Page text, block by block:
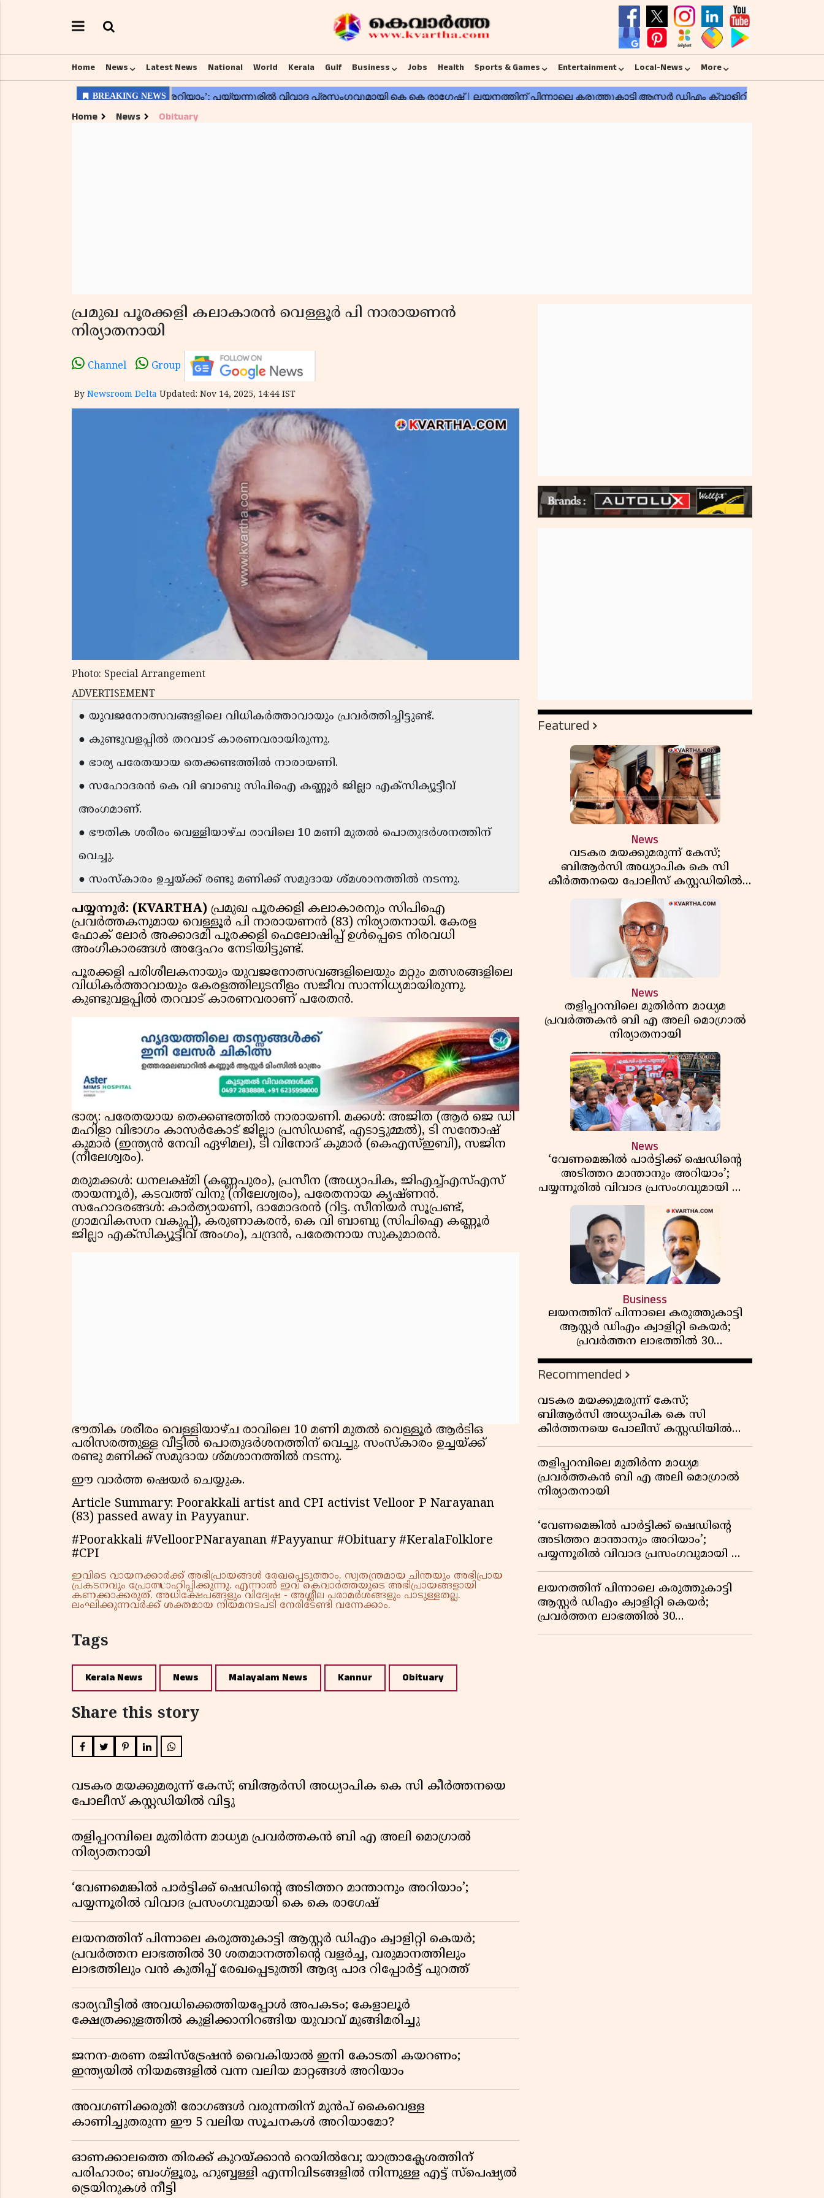
Home News Latest News National World Kerala Gulf Business Jobs Health Sports & Games Entertainment Local-News More
Home News Obituary
പ്രമുഖ പൂരക്കളി കലാകാരൻ വെള്ളൂർ പി നാരായണൻ
നിര്യാതനായി
Channel Group
By Newsroom Delta Updated: Nov 14, 2025, 14:44 IST
Photo: Special Arrangement
ADVERTISEMENT
● യുവജനോത്സവങ്ങളിലെ വിധികർത്താവായും പ്രവർത്തിച്ചിട്ടുണ്ട്.
● കുണ്ടുവളപ്പിൽ തറവാട് കാരണവരായിരുന്നു.
● ഭാര്യ പരേതയായ തെക്കണ്ടത്തിൽ നാരായണി.
● സഹോദരൻ കെ വി ബാബു സിപിഐ കണ്ണൂർ ജില്ലാ എക്സിക്യൂട്ടീവ്
അംഗമാണ്.
● ഭൗതിക ശരീരം വെള്ളിയാഴ്ച രാവിലെ 10 മണി മുതൽ പൊതുദർശനത്തിന്
വെച്ചു.
● സംസ്കാരം ഉച്ചയ്ക്ക് രണ്ടു മണിക്ക് സമുദായ ശ്മശാനത്തിൽ നടന്നു.
പയ്യന്നൂർ: (KVARTHA) പ്രമുഖ പൂരക്കളി കലാകാരനും സിപിഐ
പ്രവർത്തകനുമായ വെള്ളൂർ പി നാരായണൻ (83) നിര്യാതനായി. കേരള
ഫോക് ലോർ അക്കാദമി പൂരക്കളി ഫെലോഷിപ്പ് ഉൾപ്പെടെ നിരവധി
അംഗീകാരങ്ങൾ അദ്ദേഹം നേടിയിട്ടുണ്ട്.
പൂരക്കളി പരിശീലകനായും യുവജനോത്സവങ്ങളിലെയും മറ്റും മത്സരങ്ങളിലെ
വിധികർത്താവായും കേരളത്തിലുടനീളം സജീവ സാന്നിധ്യമായിരുന്നു.
കുണ്ടുവളപ്പിൽ തറവാട് കാരണവരാണ് പരേതൻ.
ഭാര്യ: പരേതയായ തെക്കണ്ടത്തിൽ നാരായണി. മക്കൾ: അജിത (ആർ ജെ ഡി
മഹിളാ വിഭാഗം കാസർകോട് ജില്ലാ പ്രസിഡണ്ട്, എടാട്ടുമ്മൽ), ടി സന്തോഷ്
കുമാർ (ഇന്ത്യൻ നേവി ഏഴിമല), ടി വിനോദ് കുമാർ (കെഎസ്ഇബി), സജിന
(നീലേശ്വരം).
മരുമക്കൾ: ധനലക്ഷ്മി (കണ്ണപുരം), പ്രസീന (അധ്യാപിക, ജിഎച്ച്എസ്എസ്
തായന്നൂർ), കടവത്ത് വിനു (നീലേശ്വരം), പരേതനായ കൃഷ്ണൻ.
സഹോദരങ്ങൾ: കാർത്യായണി, ദാമോദരൻ (റിട്ട. സീനിയർ സൂപ്രണ്ട്,
ഗ്രാമവികസന വകുപ്പ്), കരുണാകരൻ, കെ വി ബാബു (സിപിഐ കണ്ണൂർ
ജില്ലാ എക്സിക്യൂട്ടീവ് അംഗം), ചന്ദ്രൻ, പരേതനായ സുകുമാരൻ.
ഭൗതിക ശരീരം വെള്ളിയാഴ്ച രാവിലെ 10 മണി മുതൽ വെള്ളൂർ ആർടിഒ
പരിസരത്തുള്ള വീട്ടിൽ പൊതുദർശനത്തിന് വെച്ചു. സംസ്കാരം ഉച്ചയ്ക്ക്
രണ്ടു മണിക്ക് സമുദായ ശ്മശാനത്തിൽ നടന്നു.
ഈ വാർത്ത ഷെയർ ചെയ്യുക.
Article Summary: Poorakkali artist and CPI activist Velloor P Narayanan
(83) passed away in Payyanur.
#Poorakkali #VelloorPNarayanan #Payyanur #Obituary #KeralaFolklore
#CPI
ഇവിടെ വായനക്കാർക്ക് അഭിപ്രായങ്ങൾ രേഖപ്പെടുത്താം. സ്വതന്ത്രമായ ചിന്തയും അഭിപ്രായ
പ്രകടനവും പ്രോത്സാഹിപ്പിക്കുന്നു. എന്നാൽ ഇവ കെവാർത്തയുടെ അഭിപ്രായങ്ങളായി
കണക്കാക്കരുത്. അധിക്ഷേപങ്ങളും വിദ്വേഷ - അശ്ലീല പരാമർശങ്ങളും പാടുള്ളതല്ല.
ലംഘിക്കുന്നവർക്ക് ശക്തമായ നിയമനടപടി നേരിടേണ്ടി വന്നേക്കാം.
Tags
Kerala News News Malayalam News Kannur Obituary
Share this story
വടകര മയക്കുമരുന്ന് കേസ്; ബിആർസി അധ്യാപിക കെ സി കീർത്തനയെ
പോലീസ് കസ്റ്റഡിയിൽ വിട്ടു
തളിപ്പറമ്പിലെ മുതിർന്ന മാധ്യമ പ്രവർത്തകൻ ബി എ അലി മൊഗ്രാൽ
നിര്യാതനായി
‘വേണമെങ്കിൽ പാർട്ടിക്ക് ഷെഡിൻ്റെ അടിത്തറ മാന്താനും അറിയാം’;
പയ്യന്നൂരിൽ വിവാദ പ്രസംഗവുമായി കെ കെ രാഗേഷ്
ലയനത്തിന് പിന്നാലെ കരുത്തുകാട്ടി ആസ്റ്റർ ഡിഎം ക്വാളിറ്റി കെയർ;
പ്രവർത്തന ലാഭത്തിൽ 30 ശതമാനത്തിൻ്റെ വളർച്ച, വരുമാനത്തിലും
ലാഭത്തിലും വൻ കുതിപ്പ് രേഖപ്പെടുത്തി ആദ്യ പാദ റിപ്പോർട്ട് പുറത്ത്
ഭാര്യവീട്ടിൽ അവധിക്കെത്തിയപ്പോൾ അപകടം; കേളാലൂർ
ക്ഷേത്രക്കുളത്തിൽ കുളിക്കാനിറങ്ങിയ യുവാവ് മുങ്ങിമരിച്ചു
ജനന-മരണ രജിസ്ട്രേഷൻ വൈകിയാൽ ഇനി കോടതി കയറണം;
ഇന്ത്യയിൽ നിയമങ്ങളിൽ വന്ന വലിയ മാറ്റങ്ങൾ അറിയാം
അവഗണിക്കരുത്! രോഗങ്ങൾ വരുന്നതിന് മുൻപ് കൈവെള്ള
കാണിച്ചുതരുന്ന ഈ 5 വലിയ സൂചനകൾ അറിയാമോ?
ഓണക്കാലത്തെ തിരക്ക് കുറയ്ക്കാൻ റെയിൽവേ; യാത്രാക്ലേശത്തിന്
പരിഹാരം; ബംഗ്ളൂരു, ഹുബ്ബള്ളി എന്നിവിടങ്ങളിൽ നിന്നുള്ള എട്ട് സ്പെഷ്യൽ
ട്രെയിനുകൾ നീട്ടി
Featured
News
വടകര മയക്കുമരുന്ന് കേസ്;
ബിആർസി അധ്യാപിക കെ സി
കീർത്തനയെ പോലീസ് കസ്റ്റഡിയിൽ
News
തളിപ്പറമ്പിലെ മുതിർന്ന മാധ്യമ
പ്രവർത്തകൻ ബി എ അലി മൊഗ്രാൽ
നിര്യാതനായി
News
‘വേണമെങ്കിൽ പാർട്ടിക്ക് ഷെഡിൻ്റെ
അടിത്തറ മാന്താനും അറിയാം’;
പയ്യന്നൂരിൽ വിവാദ പ്രസംഗവുമായി കെ
കെ രാഗേഷ്
Business
ലയനത്തിന് പിന്നാലെ കരുത്തുകാട്ടി
ആസ്റ്റർ ഡിഎം ക്വാളിറ്റി കെയർ;
പ്രവർത്തന ലാഭത്തിൽ 30
ശതമാനത്തിൻ്റെ വളർച്ച,
വരുമാനത്തിലും ലാഭത്തിലും വൻ
കുതിപ്പ് രേഖപ്പെടുത്തി ആദ്യ പാദ
റിപ്പോർട്ട് പുറത്ത്
Recommended
വടകര മയക്കുമരുന്ന് കേസ്;
ബിആർസി അധ്യാപിക കെ സി
കീർത്തനയെ പോലീസ് കസ്റ്റഡിയിൽ
വിട്ടു
തളിപ്പറമ്പിലെ മുതിർന്ന മാധ്യമ
പ്രവർത്തകൻ ബി എ അലി മൊഗ്രാൽ
നിര്യാതനായി
‘വേണമെങ്കിൽ പാർട്ടിക്ക് ഷെഡിൻ്റെ
അടിത്തറ മാന്താനും അറിയാം’;
പയ്യന്നൂരിൽ വിവാദ പ്രസംഗവുമായി കെ
കെ രാഗേഷ്
ലയനത്തിന് പിന്നാലെ കരുത്തുകാട്ടി
ആസ്റ്റർ ഡിഎം ക്വാളിറ്റി കെയർ;
പ്രവർത്തന ലാഭത്തിൽ 30
ശതമാനത്തിൻ്റെ വളർച്ച,